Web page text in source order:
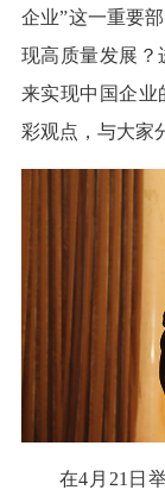
企业”这一重要
现高质量发展？
来实现中国企业
彩观点，与大家
在4月21日